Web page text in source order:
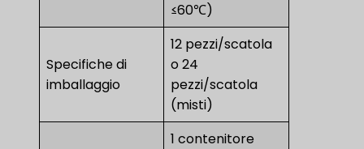
≤60℃)
Specifiche di
imballaggio
12 pezzi/scatola
o 24
pezzi/scatola
(misti)
1 contenitore